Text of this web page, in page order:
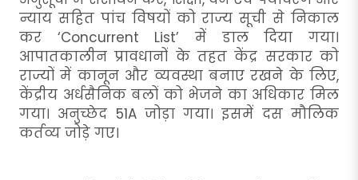
न्याय सहित पांच विषयों को राज्य सूची से निकाल
कर ‘Concurrent List’ में डाल दिया गया।
आपातकालीन प्रावधानों के तहत केंद्र सरकार को
राज्यों में कानून और व्यवस्था बनाए रखने के लिए,
केंद्रीय अर्धसैनिक बलों को भेजने का अधिकार मिल
गया। अनुच्छेद 51A जोड़ा गया। इसमें दस मौलिक
कर्तव्य जोड़े गए।